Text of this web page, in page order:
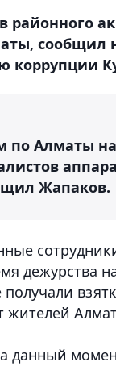
районного
сообщил
коррупции
по Алматы
Жапаков.
дежурства
жителей
данный